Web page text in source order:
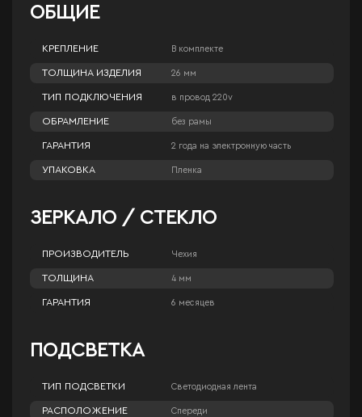
ОБЩИЕ
КРЕПЛЕНИЕ В комплекте
ТОЛЩИНА ИЗДЕЛИЯ 26 мм
ТИП ПОДКЛЮЧЕНИЯ в провод 220v
ОБРАМЛЕНИЕ без рамы
ГАРАНТИЯ 2 года на электронную часть
УПАКОВКА Пленка
ЗЕРКАЛО / СТЕКЛО
ПРОИЗВОДИТЕЛЬ Чехия
ТОЛЩИНА 4 мм
ГАРАНТИЯ 6 месяцев
ПОДСВЕТКА
ТИП ПОДСВЕТКИ Светодиодная лента
РАСПОЛОЖЕНИЕ Спереди